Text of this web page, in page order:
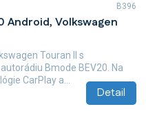
Android, Volkswagen
Detail
Touran II s
Bmode BEV20. Na
CarPlay a...
B396